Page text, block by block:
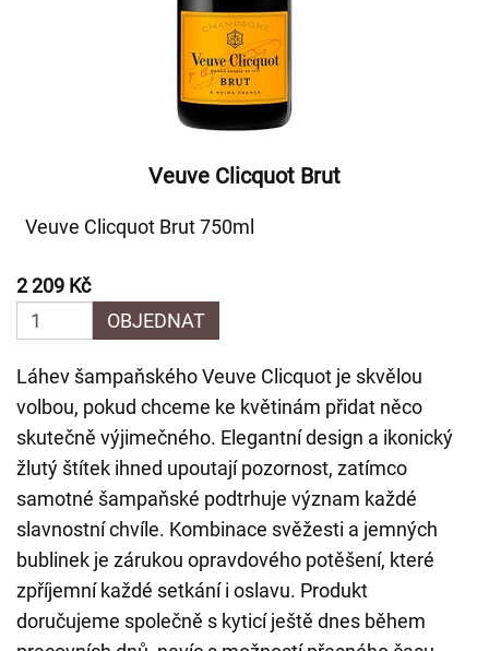
Veuve Clicquot Brut
Veuve Clicquot Brut 750ml
2 209 Kč
OBJEDNAT
Láhev šampaňského Veuve Clicquot je skvělou
volbou, pokud chceme ke květinám přidat něco
skutečně výjimečného. Elegantní design a ikonický
žlutý štítek ihned upoutají pozornost, zatímco
samotné šampaňské podtrhuje význam každé
slavnostní chvíle. Kombinace svěžesti a jemných
bublinek je zárukou opravdového potěšení, které
zpříjemní každé setkání i oslavu. Produkt
doručujeme společně s kyticí ještě dnes během